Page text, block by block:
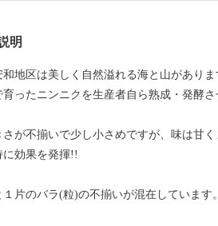
明
和地区は美しく自然溢れる海と山がありま
育ったニンニクを生産者自ら熟成・発酵さ
が不揃いで少し小さめですが、味は甘く
に効果を発揮!!
片のバラ(粒)の不揃いが混在しています。